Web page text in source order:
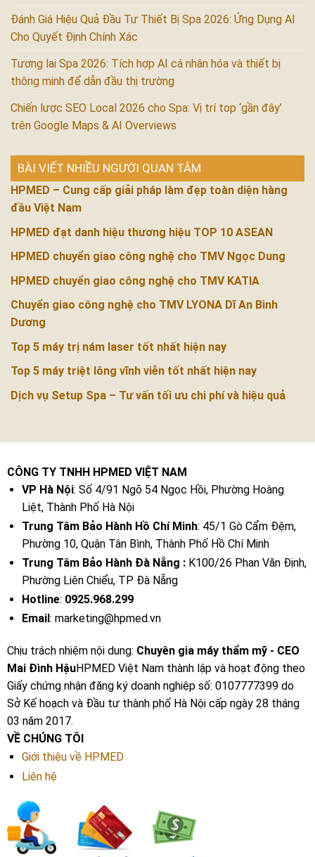
Đánh Giá Hiệu Quả Đầu Tư Thiết Bị Spa 2026: Ứng Dụng AI
Cho Quyết Định Chính Xác
Tương lai Spa 2026: Tích hợp AI cá nhân hóa và thiết bị
thông minh để dẫn đầu thị trường
Chiến lược SEO Local 2026 cho Spa: Vị trí top ‘gần đây’
trên Google Maps & AI Overviews
BÀI VIẾT NHIỀU NGƯỜI QUAN TÂM
HPMED – Cung cấp giải pháp làm đẹp toàn diện hàng
đầu Việt Nam
HPMED đạt danh hiệu thương hiệu TOP 10 ASEAN
HPMED chuyển giao công nghệ cho TMV Ngọc Dung
HPMED chuyển giao công nghệ cho TMV KATIA
Chuyển giao công nghệ cho TMV LYONA Dĩ An Bình
Dương
Top 5 máy trị nám laser tốt nhất hiện nay
Top 5 máy triệt lông vĩnh viễn tốt nhất hiện nay
Dịch vụ Setup Spa – Tư vấn tối ưu chi phí và hiệu quả
CÔNG TY TNHH HPMED VIỆT NAM
VP Hà Nội: Số 4/91 Ngõ 54 Ngọc Hồi, Phường Hoàng
Liệt, Thành Phố Hà Nội
Trung Tâm Bảo Hành Hồ Chí Minh: 45/1 Gò Cẩm Đệm,
Phường 10, Quận Tân Bình, Thành Phố Hồ Chí Minh
Trung Tâm Bảo Hành Đà Nẵng :K100/26 Phan Văn Định,
Phường Liên Chiểu, TP Đà Nẵng
Hotline: 0925.968.299
Email: marketing@hpmed.vn
Chịu trách nhiệm nội dung: Chuyên gia máy thẩm mỹ - CEO
Mai Đình HậuHPMED Việt Nam thành lập và hoạt động theo
Giấy chứng nhận đăng ký doanh nghiệp số: 0107777399 do
Sở Kế hoạch và Đầu tư thành phố Hà Nội cấp ngày 28 tháng
03 năm 2017.
VỀ CHÚNG TÔI
Giới thiệu về HPMED
Liên hệ